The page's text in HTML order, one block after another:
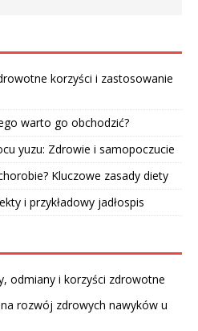
korzyści i zastosowanie
warto go obchodzić?
yuzu: Zdrowie i samopoczucie
Kluczowe zasady diety
i przykładowy jadłospis
odmiany i korzyści zdrowotne
rozwój zdrowych nawyków u